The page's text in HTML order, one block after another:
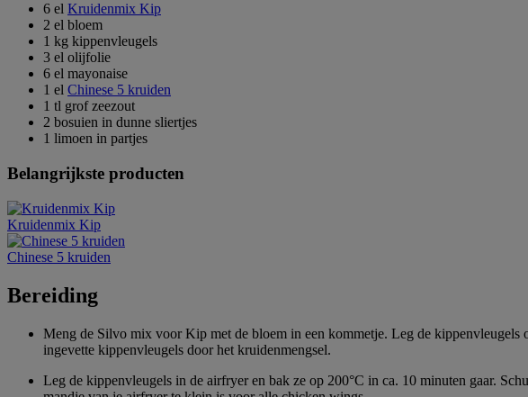
6 el Kruidenmix Kip
2 el bloem
1 kg kippenvleugels
3 el olijfolie
6 el mayonaise
1 el Chinese 5 kruiden
1 tl grof zeezout
2 bosuien in dunne sliertjes
1 limoen in partjes
Belangrijkste producten
Kruidenmix Kip
Chinese 5 kruiden
Bereiding
Meng de Silvo mix voor Kip met de bloem in een kommetje. Leg de
ingevette kippenvleugels door het kruidenmengsel.
Leg de kippenvleugels in de airfryer en bak ze op 200°C in ca. 10 minuten gaar.